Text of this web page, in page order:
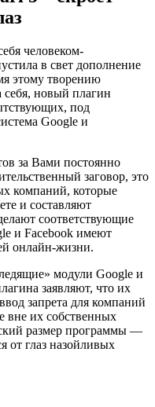
человеком-
в свет дополнение
этому творению
себя, новый плагин
под
Google и
за Вами постоянно
заговор, это
компаний, которые
и составляют
соответствующие
и Facebook имеют
онлайн-жизни.
модули Google и
заявляют, что их
запрета для компаний
вне их собственных
размер программы —
от глаз назойливых